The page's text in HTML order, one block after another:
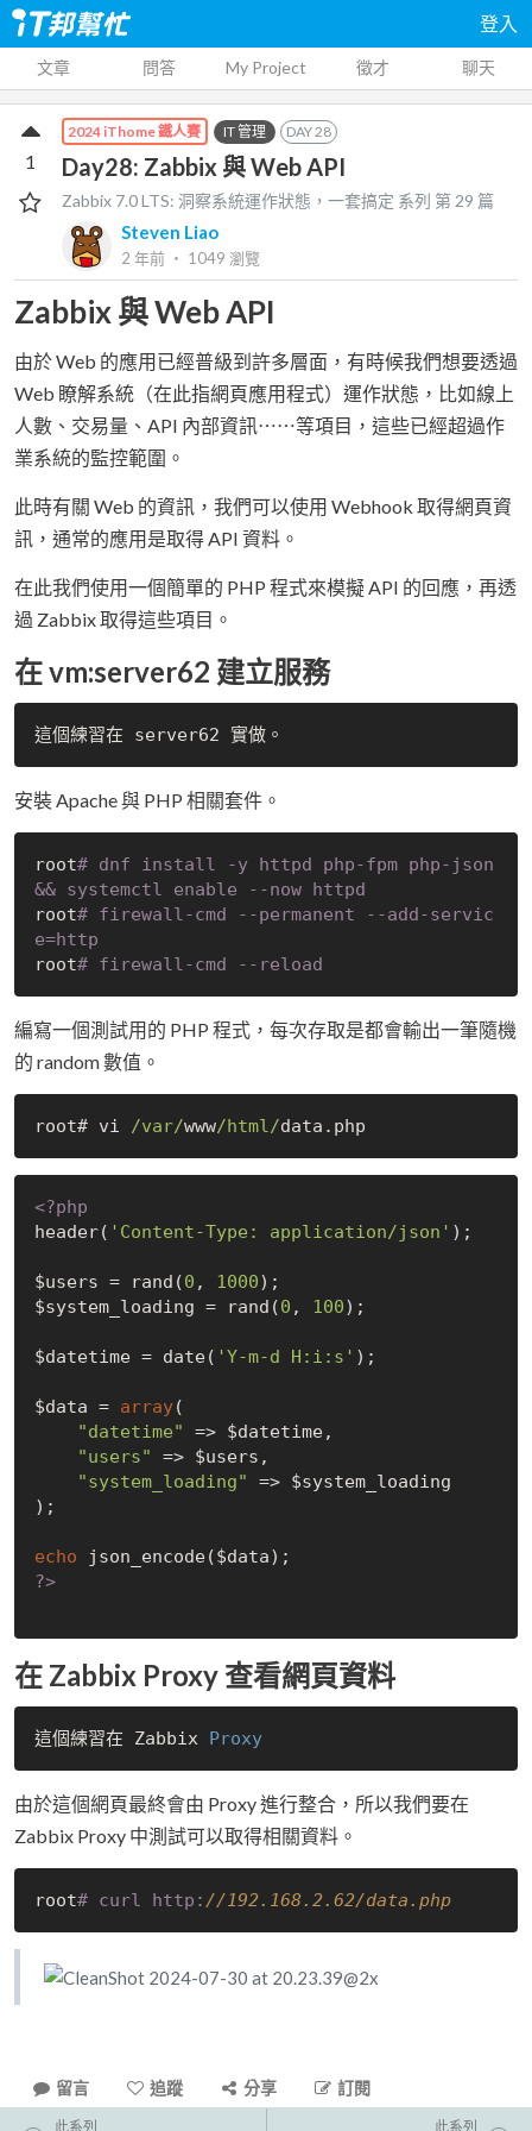
登入
文章 問答 My Project 徵才 聊天
2024 iThome 鐵人賽 IT 管理 DAY28
Day28: Zabbix 與 Web API
Zabbix 7.0 LTS: 洞察系統運作狀態，一套搞定 系列 第29 篇
Steven Liao
2 年前 ‧ 1049 瀏覽
1
Zabbix 與 Web API
由於 Web 的應用已經普級到許多層面，有時候我們想要透過
Web 瞭解系統（在此指網頁應用程式）運作狀態，比如線上
人數、交易量、API 內部資訊⋯⋯等項目，這些已經超過作
業系統的監控範圍。
此時有關 Web 的資訊，我們可以使用 Webhook 取得網頁資
訊，通常的應用是取得 API 資料。
在此我們使用一個簡單的 PHP 程式來模擬 API 的回應，再透
過 Zabbix 取得這些項目。
在 vm:server62 建立服務
安裝 Apache 與 PHP 相關套件。
root# dnf install -y httpd php-fpm php-json
&& systemctl enable --now httpd
root# firewall-cmd --permanent --add-servic
e=http
root# firewall-cmd --reload
編寫一個測試用的 PHP 程式，每次存取是都會輸出一筆隨機
的 random 數值。
root# vi /var/www/html/
<?php
header( 'Content-Type: application/json' );
$users = rand(0 , 1000);
$system_loading = rand(0 , 100);
$datetime = date( 'Y-m-d H:i:s' );
$data = array(
"datetime" => $datetime,
"users" => $users,
"system_loading" => $system_loading
);
echo
?>
在 Zabbix Proxy 查看網頁資料
這個練習在 Zabbix Proxy
由於這個網頁最終會由 Proxy 進行整合，所以我們要在
Zabbix Proxy 中測試可以取得相關資料。
root# curl http: //192.168.2.62/data.php
留言 追蹤 分享 訂閱
此系列 此系列